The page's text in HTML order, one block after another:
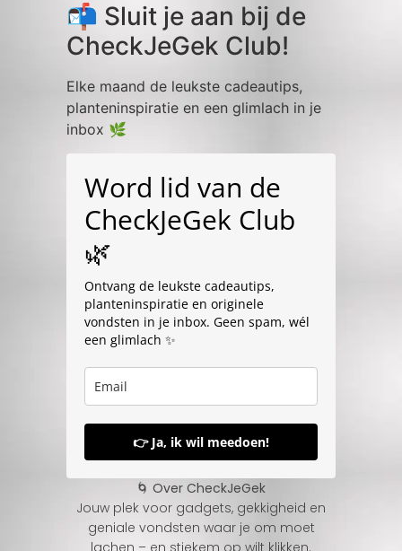
📬 Sluit je aan bij de
CheckJeGek Club!
Elke maand de leukste cadeautips,
planteninspiratie en een glimlach in je
inbox 🌿
Word lid van de
CheckJeGek Club
🌿
Ontvang de leukste cadeautips,
planteninspiratie en originele
vondsten in je inbox. Geen spam, wél
een glimlach ✨
👉 Ja, ik wil meedoen!
🌀 Over CheckJeGek
Jouw plek voor gadgets, gekkigheid en
geniale vondsten waar je om moet
lachen – en stiekem op wilt klikken.